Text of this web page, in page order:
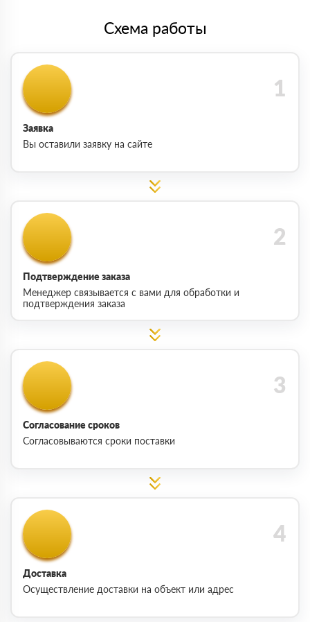
Схема работы
Заявка
Вы оставили заявку на сайте
Подтверждение заказа
Менеджер связывается с вами для обработки и
подтверждения заказа
Согласование сроков
Согласовываются сроки поставки
Доставка
Осуществление доставки на объект или адрес